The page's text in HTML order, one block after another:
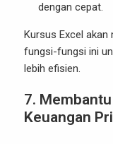
dengan cepat.
Kursus Excel akan
fungsi-fungsi ini
lebih efisien.
7.
Keuangan